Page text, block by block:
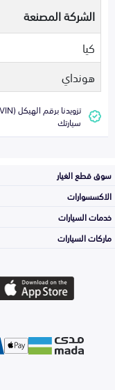
الشركة المصنعة
كيا
هونداي
سيارتك
سوق قطع الغيار
الاكسسوارات
خدمات السيارات
ماركات السيارات